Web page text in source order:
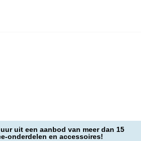
uit een aanbod van meer dan 15
onderdelen en accessoires!